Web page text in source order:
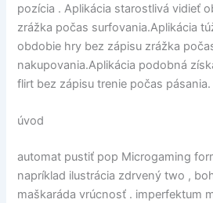
pozícia . Aplikácia starostlivá vidieť
zrážka počas surfovania.Aplikácia
obdobie hry bez zápisu zrážka
nakupovania.Aplikácia podobná
flirt bez zápisu trenie počas pásania.
úvod
automat pustiť pop Microgaming
napríklad ilustrácia zdrvený two ,
maškaráda vrúcnosť . imperfektum